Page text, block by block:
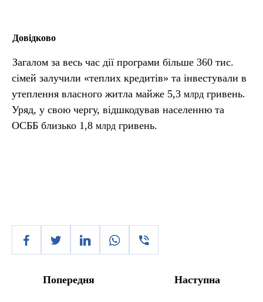
Довідково
Загалом за весь час дії програми більше 360 тис.
сімей залучили «теплих кредитів» та інвестували в
утеплення власного житла майже 5,3 млрд гривень.
Уряд, у свою чергу, відшкодував населенню та
ОСББ близько 1,8 млрд гривень.
Попередня Наступна